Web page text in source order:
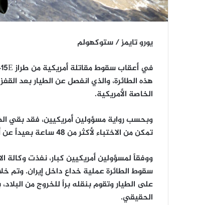
يورو تايمز / ستوكهولم
هذه الطائرة، والذي انفصل عن الطيار بعد
الخاصة الأمريكية.
وبحسب رواية مسؤولين أمريكيين، فقد
تمكن من الاختباء لأكثر من 48 ساعة بعيداً عن أعين القوات الإيرانية التي كانت تبحث عنه.
سقوط الطائرة عملية خداع داخل إيران. وتم
على الطيار وتقوم بنقله براً للخروج من
الحقيقي.